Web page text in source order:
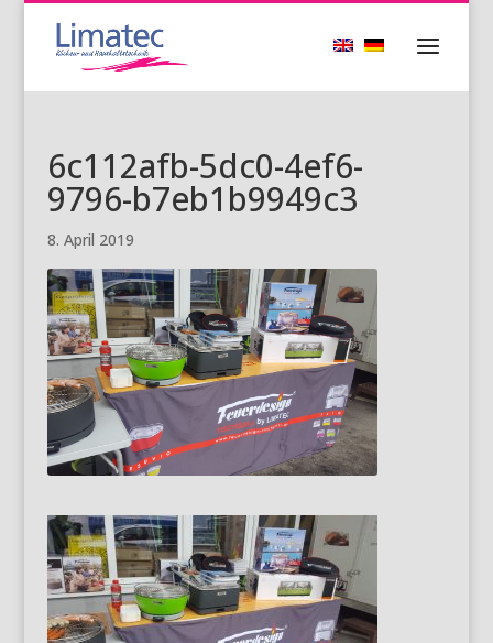
6c112afb-5dc0-4ef6-
9796-b7eb1b9949c3
8. April 2019